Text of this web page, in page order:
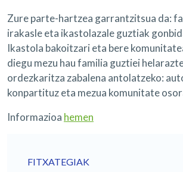
Zure parte-hartzea garrantzitsua da:
irakasle eta ikastolazale guztiak
Ikastola bakoitzari eta bere
diegu mezu hau familia guztiei
ordezkaritza zabalena antolatzeko:
konpartituz eta mezua komunitate
Informazioa hemen
FITXATEGIAK